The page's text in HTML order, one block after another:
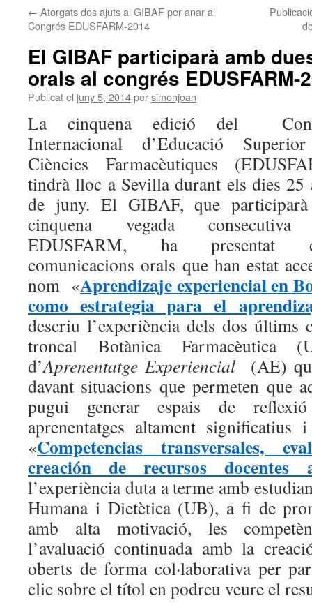
← Atorgats dos ajuts al GIBAF per anar al
Congrés EDUSFARM-2014
El GIBAF participarà amb
orals al congrés EDUSFARM-
Publicat el juny 5, 2014persimonjoan
La cinquena edició del
Internacional d’Educació
Ciències Farmacèutiques
tindrà lloc a Sevilla durant els dies 25
de juny. El GIBAF, que
cinquena vegada
EDUSFARM, ha presentat
comunicacions orals que han estat
nom «Aprendizaje experiencial en
como estrategia para el
descriu l’experiència dels dos últims
troncal Botànica Farmacèutica
d’Aprenentatge Experiencial (AE)
davant situacions que permeten que
pugui generar espais de
aprenentatges altament significatius
«Competencias transversales,
creación de recursos docentes
l’experiència duta a terme amb
Humana i Dietètica (UB), a fi de
amb alta motivació, les
l’avaluació continuada amb la
oberts de forma col·laborativa per
clic sobre el títol en podreu veure el